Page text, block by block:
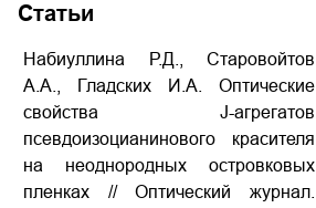
Статьи
Набиуллина Р.Д., Старовойтов
А.А., Гладских И.А. Оптические
свойства J-агрегатов
псевдоизоцианинового красителя
на неоднородных островковых
пленках // Оптический журнал.